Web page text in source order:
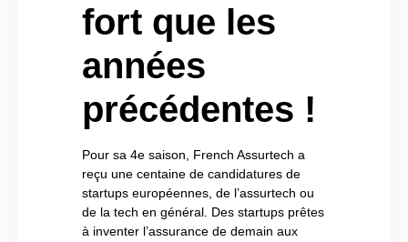
fort que les
années
précédentes !
Pour sa 4e saison, French Assurtech a
reçu une centaine de candidatures de
startups européennes, de l’assurtech ou
de la tech en général. Des startups prêtes
à inventer l’assurance de demain aux